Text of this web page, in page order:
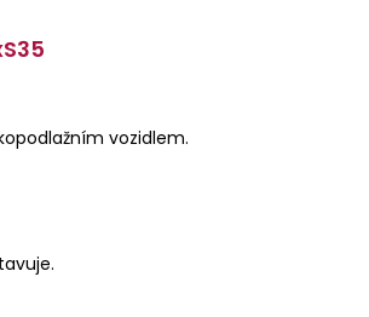
vozidlem.